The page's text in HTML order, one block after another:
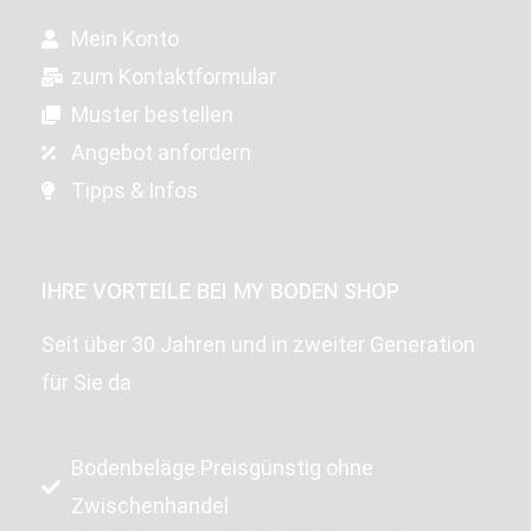
Mein Konto
zum Kontaktformular
Muster bestellen
Angebot anfordern
Tipps & Infos
IHRE VORTEILE BEI MY BODEN SHOP
Seit über 30 Jahren und in zweiter Generation
für Sie da
Bodenbeläge Preisgünstig ohne
Zwischenhandel